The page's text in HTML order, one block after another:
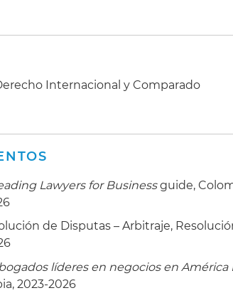
Internacional y Comparado
Lawyers for Businessguide,
de Disputas – Arbitraje,
líderes en negocios en América
2023-2026